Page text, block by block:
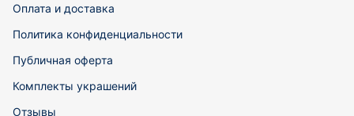
Оплата и доставка
Политика конфиденциальности
Публичная оферта
Комплекты украшений
Отзывы